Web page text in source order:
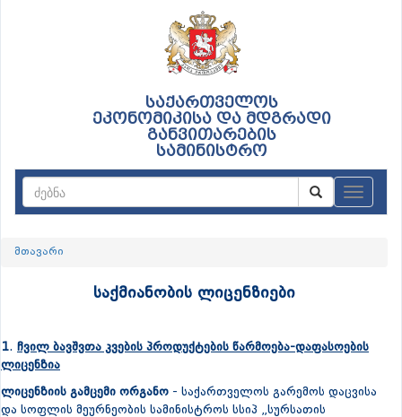
საქართველოს
ეკონომიკისა და მდგრადი
განვითარების
სამინისტრო
მთავარი
საქმიანობის ლიცენზიები
1. ჩვილ ბავშვთა კვების პროდუქტების წარმოება-დაფასოების
ლიცენზია
ლიცენზიის გამცემი ორგანო - საქართველოს გარემოს დაცვისა
და სოფლის მეურნეობის სამინისტროს სსიპ „სურსათის